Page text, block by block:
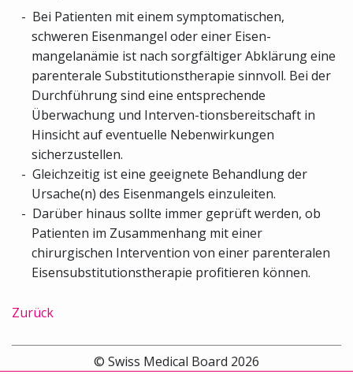
Bei Patienten mit einem symptomatischen,
schweren Eisenmangel oder einer Eisen-
mangelanämie ist nach sorgfältiger Abklärung eine
parenterale Substitutionstherapie sinnvoll. Bei der
Durchführung sind eine entsprechende
Überwachung und Interven-tionsbereitschaft in
Hinsicht auf eventuelle Nebenwirkungen
sicherzustellen.
Gleichzeitig ist eine geeignete Behandlung der
Ursache(n) des Eisenmangels einzuleiten.
Darüber hinaus sollte immer geprüft werden, ob
Patienten im Zusammenhang mit einer
chirurgischen Intervention von einer parenteralen
Eisensubstitutionstherapie profitieren können.
Zurück
© Swiss Medical Board 2026